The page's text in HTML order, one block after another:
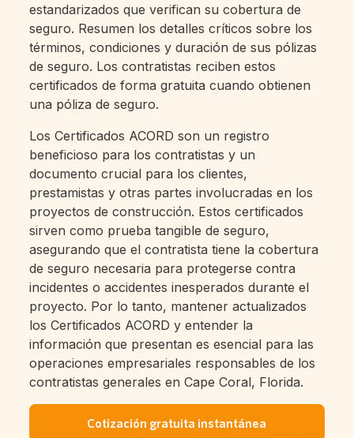
estandarizados que verifican su cobertura de
seguro. Resumen los detalles críticos sobre los
términos, condiciones y duración de sus pólizas
de seguro. Los contratistas reciben estos
certificados de forma gratuita cuando obtienen
una póliza de seguro.
Los Certificados ACORD son un registro
beneficioso para los contratistas y un
documento crucial para los clientes,
prestamistas y otras partes involucradas en los
proyectos de construcción. Estos certificados
sirven como prueba tangible de seguro,
asegurando que el contratista tiene la cobertura
de seguro necesaria para protegerse contra
incidentes o accidentes inesperados durante el
proyecto. Por lo tanto, mantener actualizados
los Certificados ACORD y entender la
información que presentan es esencial para las
operaciones empresariales responsables de los
contratistas generales en Cape Coral, Florida.
Cotización gratuita instantánea